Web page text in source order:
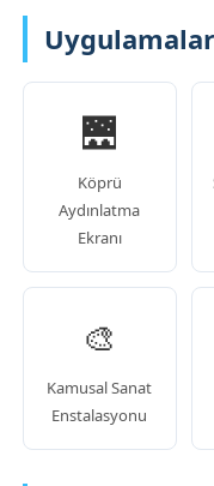
Uygulamalar
🌉
Köprü
Aydınlatma
Ekranı
🎨
Kamusal Sanat
Enstalasyonu